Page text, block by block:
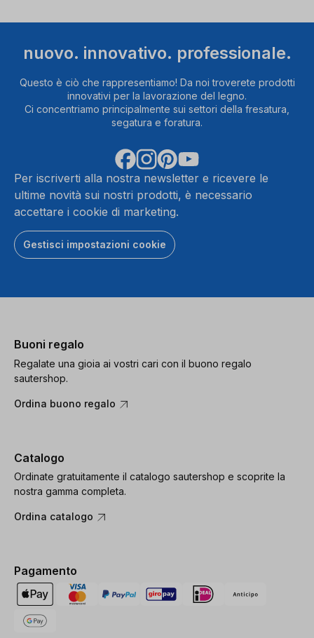
nuovo. innovativo. professionale.
Questo è ciò che rappresentiamo! Da noi troverete prodotti
innovativi per la lavorazione del legno.
Ci concentriamo principalmente sui settori della fresatura,
segatura e foratura.
Per iscriverti alla nostra newsletter e ricevere le
ultime novità sui nostri prodotti, è necessario
accettare i cookie di marketing.
Gestisci impostazioni cookie
Buoni regalo
Regalate una gioia ai vostri cari con il buono regalo
sautershop.
Ordina buono regalo
Catalogo
Ordinate gratuitamente il catalogo sautershop e scoprite la
nostra gamma completa.
Ordina catalogo
Pagamento